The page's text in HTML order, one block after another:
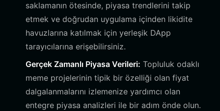
saklamanın ötesinde, piyasa trendlerini takip
etmek ve doğrudan uygulama içinden likidite
havuzlarına katılmak için yerleşik DApp
tarayıcılarına erişebilirsiniz.
Gerçek Zamanlı Piyasa Verileri: Topluluk odaklı
meme projelerinin tipik bir özelliği olan fiyat
dalgalanmalarını izlemenize yardımcı olan
entegre piyasa analizleri ile bir adım önde olun.